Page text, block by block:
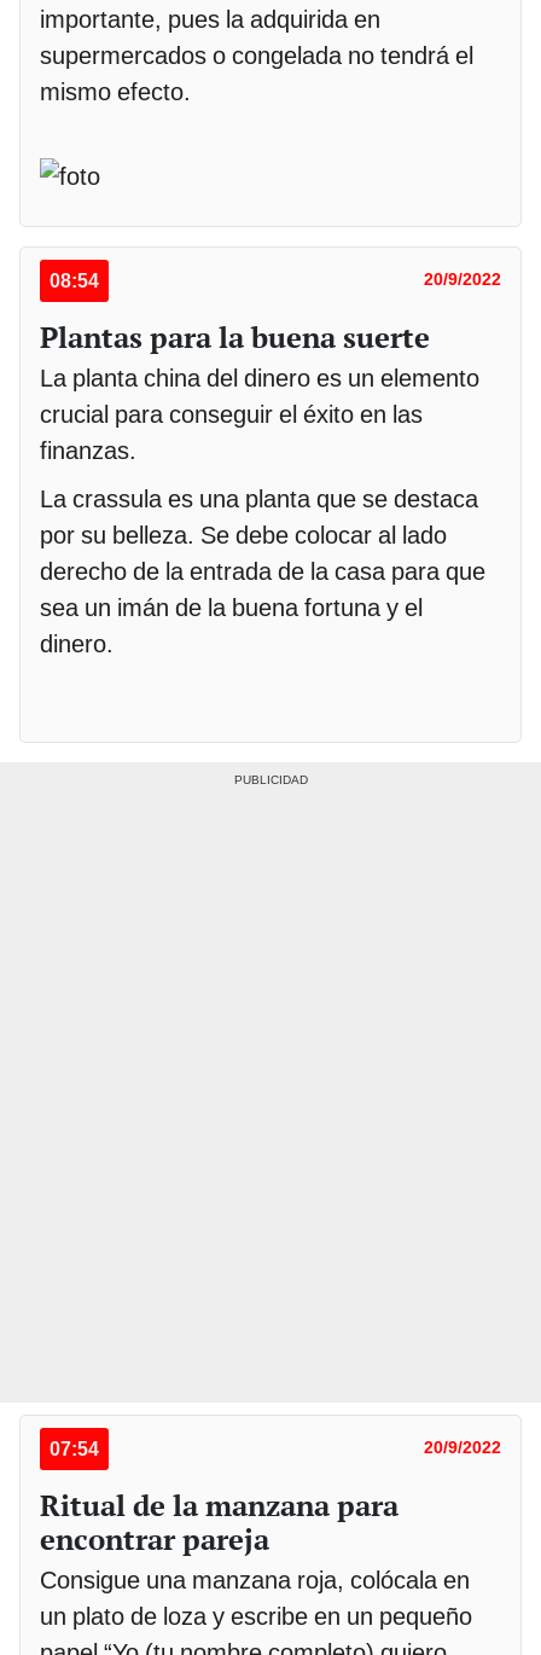
importante, pues la adquirida en
supermercados o congelada no tendrá el
mismo efecto.
08:54 20/9/2022
Plantas para la buena suerte
La planta china del dinero es un elemento
crucial para conseguir el éxito en las
finanzas.
La crassula es una planta que se destaca
por su belleza. Se debe colocar al lado
derecho de la entrada de la casa para que
sea un imán de la buena fortuna y el
dinero.
07:54 20/9/2022
Ritual de la manzana para
encontrar pareja
Consigue una manzana roja, colócala en
un plato de loza y escribe en un pequeño